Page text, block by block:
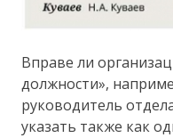
Вправе ли
должности»,
руководитель
указать также как